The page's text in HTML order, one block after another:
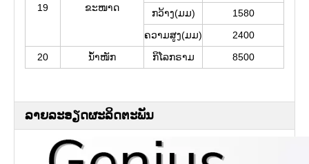
19 ຂະໜາດ ກວ້າງ(ມມ)
1580
ຄວາມສູງ(ມມ)
2400
20
ນ້ຳໜັກ ກິ​ໂລກ​ຣາມ 8500
ລາຍລະອຽດຜະລິດຕະພັນ